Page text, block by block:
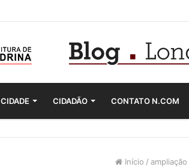
CIDADE CIDADÃO CONTATO N.COM
Início / ampliação